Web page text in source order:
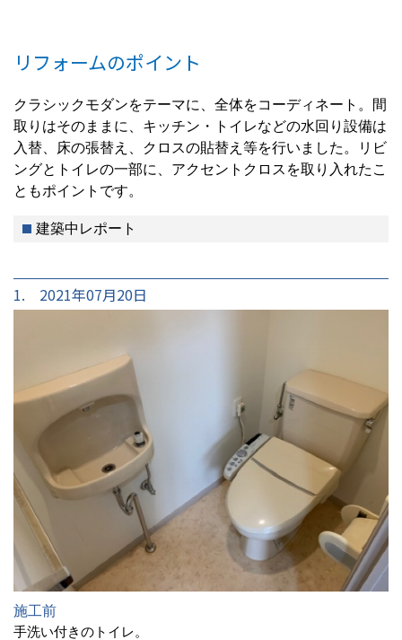
リフォームのポイント
クラシックモダンをテーマに、全体をコーディネート。間
取りはそのままに、キッチン・トイレなどの水回り設備は
入替、床の張替え、クロスの貼替え等を行いました。リビ
ングとトイレの一部に、アクセントクロスを取り入れたこ
ともポイントです。
建築中レポート
1. 2021年07月20日
施工前
手洗い付きのトイレ。